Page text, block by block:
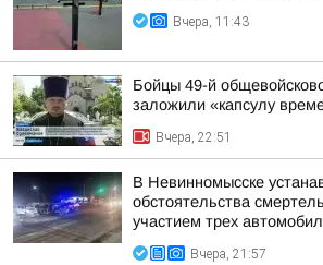
Вчера, 11:43
Бойцы 49-й
заложили «капсулу
Вчера, 22:51
В Невинномысске
обстоятельства
участием трех
Вчера, 21:57